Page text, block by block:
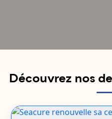
Découvrez nos